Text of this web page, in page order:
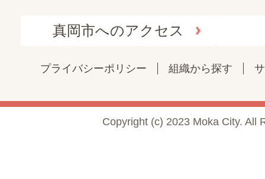
真岡市へのアクセス
プライバシーポリシー 組織から探す
Copyright (c) 2023 Moka City. All